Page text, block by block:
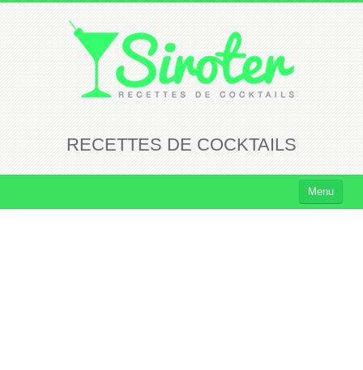
RECETTES DE COCKTAILS
Menu